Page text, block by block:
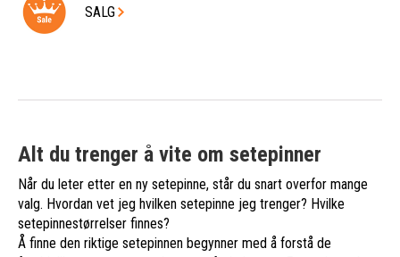
SALG
Alt du trenger å vite om setepinner
Når du leter etter en ny setepinne, står du snart overfor mange
valg. Hvordan vet jeg hvilken setepinne jeg trenger? Hvilke
setepinnestørrelser finnes?
Å finne den riktige setepinnen begynner med å forstå de